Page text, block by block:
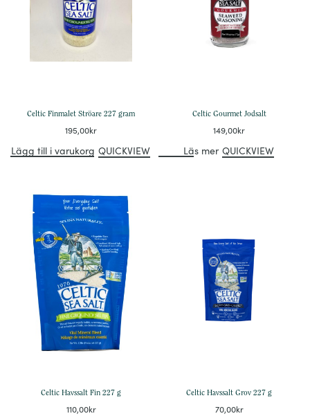
Celtic Finmalet Ströare 227 gram
195,00kr
Lägg till i varukorg QUICKVIEW
Celtic Gourmet Jodsalt
149,00kr
Läs mer QUICKVIEW
Celtic Havssalt Fin 227 g
110,00kr
Celtic Havssalt Grov 227 g
70,00kr